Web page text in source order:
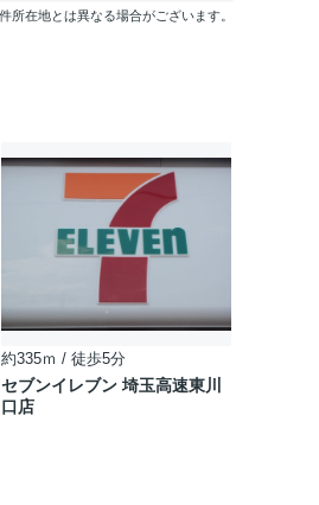
在地とは異なる場合がございます。
約335ｍ / 徒歩5分
セブンイレブン 埼玉高速東川
口店